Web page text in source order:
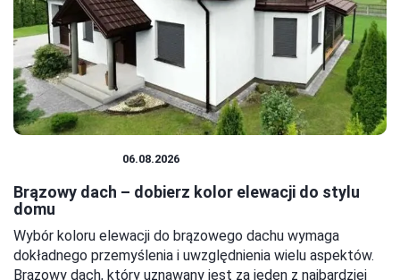
06.08.2026
Brązowy dach – dobierz kolor elewacji do stylu
domu
Wybór koloru elewacji do brązowego dachu wymaga
dokładnego przemyślenia i uwzględnienia wielu aspektów.
Brązowy dach, który uznawany jest za jeden z najbardziej